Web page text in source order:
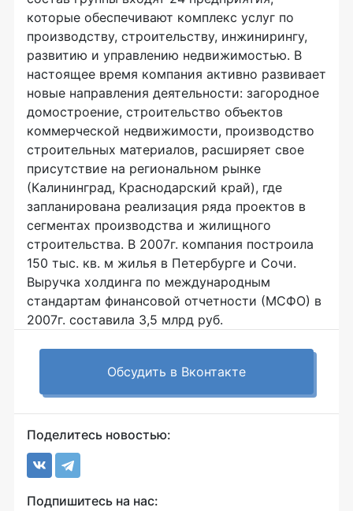
которые обеспечивают комплекс услуг по
производству, строительству, инжинирингу,
развитию и управлению недвижимостью. В
настоящее время компания активно развивает
новые направления деятельности: загородное
домостроение, строительство объектов
коммерческой недвижимости, производство
строительных материалов, расширяет свое
присутствие на региональном рынке
(Калининград, Краснодарский край), где
запланирована реализация ряда проектов в
сегментах производства и жилищного
строительства. В 2007г. компания построила
150 тыс. кв. м жилья в Петербурге и Сочи.
Выручка холдинга по международным
стандартам финансовой отчетности (МСФО) в
2007г. составила 3,5 млрд руб.
Обсудить в Вконтакте
Поделитесь новостью:
Подпишитесь на нас: